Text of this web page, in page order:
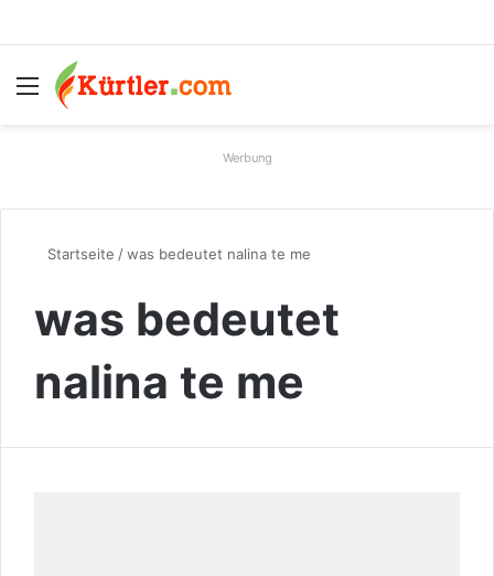
Menü
Werbung
Startseite /was bedeutet nalina te me
was bedeutet
nalina te me